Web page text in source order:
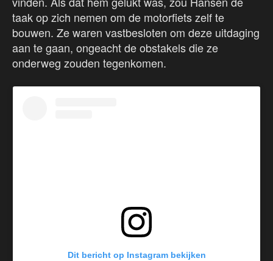
taak op zich nemen om de motorfiets zelf te
bouwen. Ze waren vastbesloten om deze uitdaging
aan te gaan, ongeacht de obstakels die ze
onderweg zouden tegenkomen.
Dit bericht op Instagram bekijken